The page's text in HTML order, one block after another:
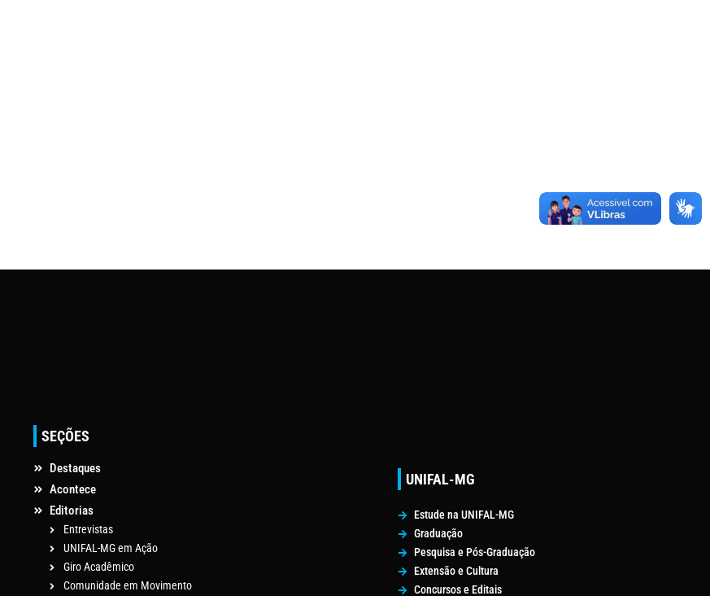
SEÇÕES
Destaques
Acontece
Editorias
Entrevistas
UNIFAL-MG em Ação
Giro Acadêmico
Comunidade em Movimento
UNIFAL-MG
Estude na UNIFAL-MG
Graduação
Pesquisa e Pós-Graduação
Extensão e Cultura
Concursos e Editais